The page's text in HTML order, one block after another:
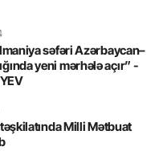
səfəri Azərbaycan–
yeni mərhələ açır” -
Milli Mətbuat